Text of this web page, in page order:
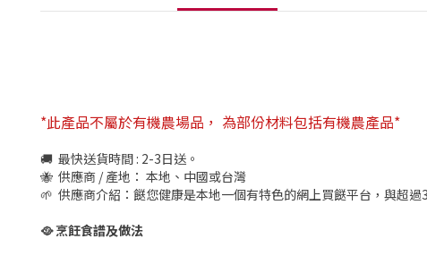
*此產品不屬於有機農場品， 為部份材料包括有機農產品*
🚚 最快送貨時間 : 2-3日送。
🐝 供應商 / 產地： 本地、中國或台灣
🌱 供應商介紹：餸您健康是本地一個有特色的網上買餸平台，與超
🥘烹飪食譜及做法